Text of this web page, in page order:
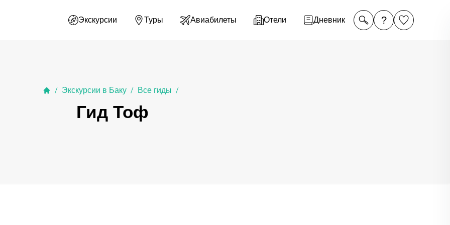
Экскурсии Туры Авиабилеты Отели Дневник ?
/ Экскурсии в Баку / Все гиды /
Гид Тоф